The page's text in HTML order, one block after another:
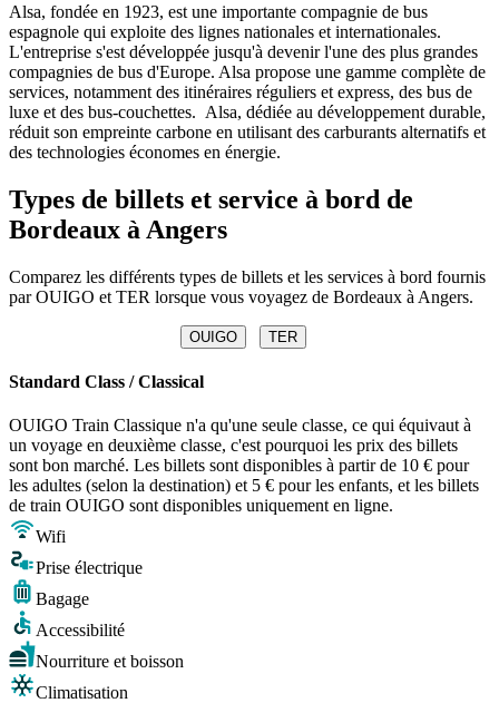
Alsa, fondée en 1923, est une importante compagnie de bus
espagnole qui exploite des lignes nationales et internationales.
L'entreprise s'est développée jusqu'à devenir l'une des plus grandes
compagnies de bus d'Europe. Alsa propose une gamme complète de
services, notamment des itinéraires réguliers et express, des bus de
luxe et des bus-couchettes. Alsa, dédiée au développement durable,
réduit son empreinte carbone en utilisant des carburants alternatifs et
des technologies économes en énergie.
Types de billets et service à bord de
Bordeaux à Angers
Comparez les différents types de billets et les services à bord fournis
par OUIGO et TER lorsque vous voyagez de Bordeaux à Angers.
OUIGO TER
Standard Class / Classical
OUIGO Train Classique n'a qu'une seule classe, ce qui équivaut à
un voyage en deuxième classe, c'est pourquoi les prix des billets
sont bon marché. Les billets sont disponibles à partir de 10 € pour
les adultes (selon la destination) et 5 € pour les enfants, et les billets
de train OUIGO sont disponibles uniquement en ligne.
Wifi
Prise électrique
Bagage
Accessibilité
Nourriture et boisson
Climatisation